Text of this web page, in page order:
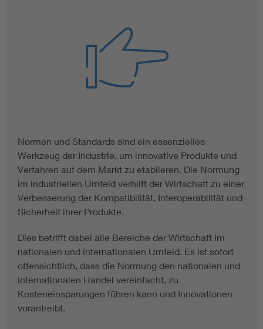
Normen und Standards sind ein essenzielles
Werkzeug der Industrie, um innovative Produkte und
Verfahren auf dem Markt zu etablieren. Die Normung
im industriellen Umfeld verhilft der Wirtschaft zu einer
Verbesserung der Kompatibilität, Interoperabilität und
Sicherheit ihrer Produkte.
Dies betrifft dabei alle Bereiche der Wirtschaft im
nationalen und internationalen Umfeld. Es ist sofort
offensichtlich, dass die Normung den nationalen und
internationalen Handel vereinfacht, zu
Kosteneinsparungen führen kann und Innovationen
vorantreibt.